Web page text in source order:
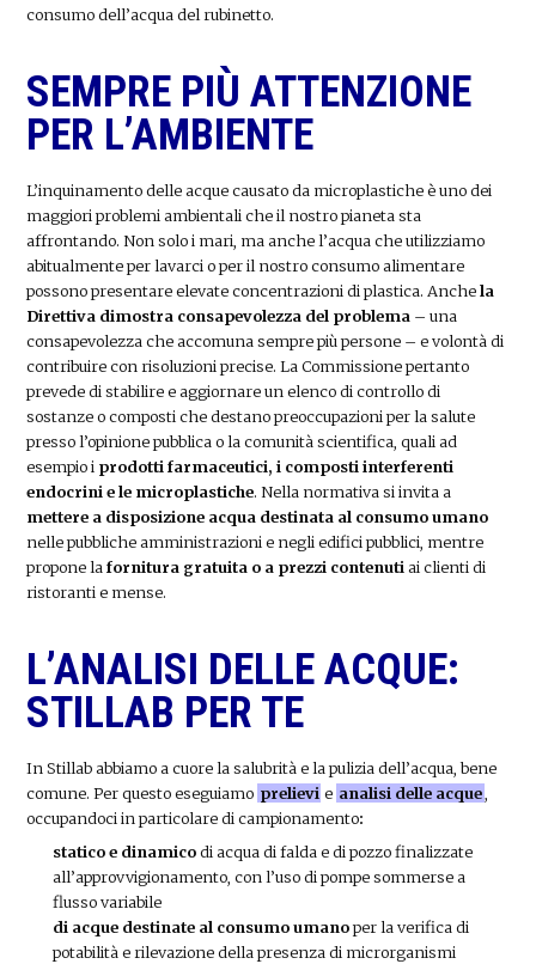
consumo dell’acqua del rubinetto.
SEMPRE PIÙ ATTENZIONE
PER L’AMBIENTE
L’inquinamento delle acque causato da microplastiche è uno dei
maggiori problemi ambientali che il nostro pianeta sta
affrontando. Non solo i mari, ma anche l’acqua che utilizziamo
abitualmente per lavarci o per il nostro consumo alimentare
possono presentare elevate concentrazioni di plastica. Anchela
Direttiva dimostra consapevolezza del problema – una
consapevolezza che accomuna sempre più persone – e volontà di
contribuire con risoluzioni precise. La Commissione pertanto
prevede di stabilire e aggiornare un elenco di controllo di
sostanze o composti che destano preoccupazioni per la salute
presso l’opinione pubblica o la comunità scientifica, quali ad
esempio i prodotti farmaceutici, i composti interferenti
endocrini e le microplastiche. Nella normativa si invita a
mettere a disposizione acqua destinata al consumo umano
nelle pubbliche amministrazioni e negli edifici pubblici, mentre
propone lafornitura gratuita o a prezzi contenuti ai clienti di
ristoranti e mense.
L’ANALISI DELLE ACQUE:
STILLAB PER TE
In Stillab abbiamo a cuore la salubrità e la pulizia dell’acqua, bene
comune. Per questo eseguiamo prelievi e analisi delle acque
occupandoci in particolare di campionamento:
statico e dinamicodi acqua di falda e di pozzo finalizzate
all’approvvigionamento, con l’uso di pompe sommerse a
flusso variabile
di acque destinate al consumo umanoper la verifica di
potabilità e rilevazione della presenza di microrganismi